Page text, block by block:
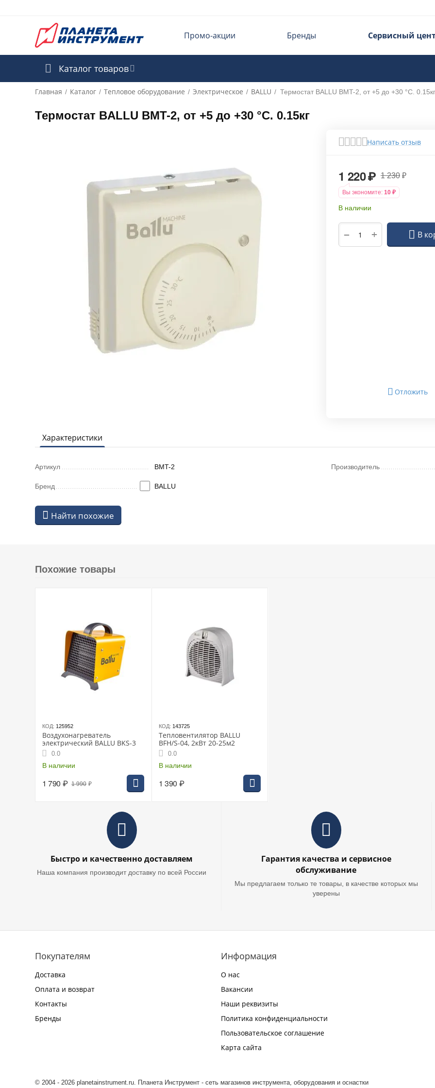
Промо-акции Бренды Сервисный
Каталог товаров
Главная / Каталог / Тепловое оборудование / Электрическое / BALLU / Термостат BALLU BMT-2, от +5 до +30 °С. 0.15кг
Термостат BALLU BMT-2, от +5 до +30 °С. 0.15кг
Написать отзыв
1 220₽ 1 230 ₽
Вы экономите: 10 ₽
В наличии
+
− В
Отложить
Характеристики
Артикул BMT-2
Бренд BALLU
Производитель
Найти похожие
Похожие товары
КОД: 125952
Воздухонагреватель
электрический BALLU BKS-3
0.0
В наличии
1 990 ₽
1 790 ₽
КОД: 143725
Тепловентилятор BALLU
BFH/S-04, 2кВт 20-25м2
0.0
В наличии
1 390 ₽
Быстро и качественно доставляем
Наша компания производит доставку по всей России
Гарантия качества и сервисное
обслуживание
Мы предлагаем только те товары, в качестве которых мы
уверены
Покупателям
Доставка
Оплата и возврат
Контакты
Бренды
Информация
О нас
Вакансии
Наши реквизиты
Политика конфиденциальности
Пользовательское соглашение
Карта сайта
© 2004 - 2026 planetainstrument.ru. Планета Инструмент - сеть магазинов инструмента, оборудования и оснастки